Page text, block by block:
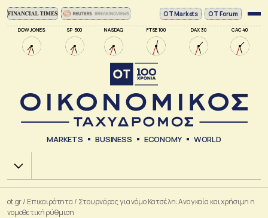
DOW JONES SP 500 NASDAQ FTSE 100 DAX 30 CAC 40
ΟΤ Markets OT Forum
MARKETS BUSINESS ECONOMY WORLD
Χ.Α.
ot.gr/ Επικαιρότητα / Στουρνάρας για νόμο Κατσέλη: Αναγκαία και χρήσιμη η
νομοθετική ρύθμιση